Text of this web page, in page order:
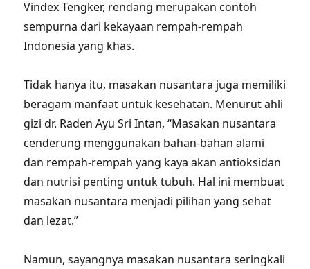
Vindex Tengker, rendang merupakan contoh
sempurna dari kekayaan rempah-rempah
Indonesia yang khas.
Tidak hanya itu, masakan nusantara juga memiliki
beragam manfaat untuk kesehatan. Menurut ahli
gizi dr. Raden Ayu Sri Intan, “Masakan nusantara
cenderung menggunakan bahan-bahan alami
dan rempah-rempah yang kaya akan antioksidan
dan nutrisi penting untuk tubuh. Hal ini membuat
masakan nusantara menjadi pilihan yang sehat
dan lezat.”
Namun, sayangnya masakan nusantara seringkali